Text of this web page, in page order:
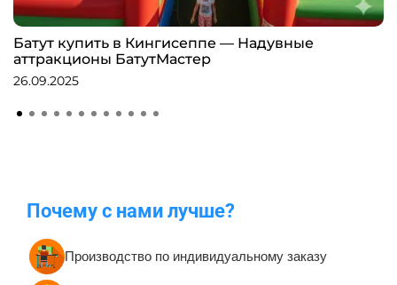
Батут купить в Кингисеппе — Надувные
аттракционы БатутМастер
26.09.2025
Почему с нами лучше?
Производство по индивидуальному заказу